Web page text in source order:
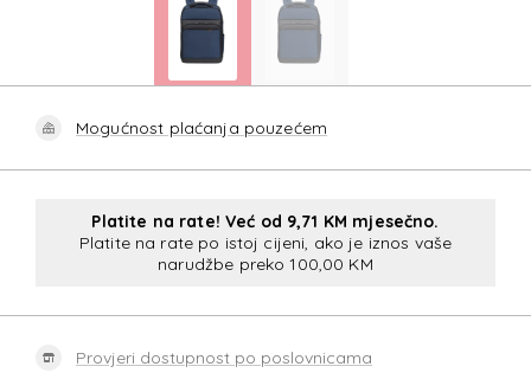
Mogućnost plaćanja pouzećem
Platite na rate! Već od 9,71 KM mjesečno.
Platite na rate po istoj cijeni, ako je iznos vaše
narudžbe preko 100,00 KM
Provjeri dostupnost po poslovnicama